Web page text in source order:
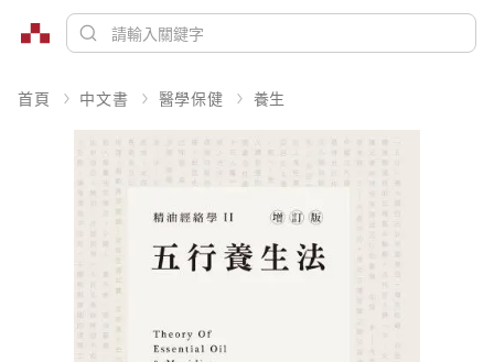
首頁 中文書 醫學保健 養生